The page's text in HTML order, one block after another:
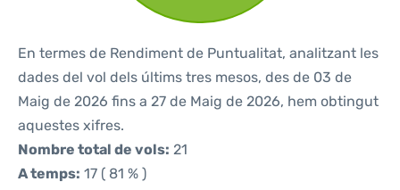
En termes de Rendiment de Puntualitat, analitzant les
dades del vol dels últims tres mesos, des de 03 de
Maig de 2026 fins a 27 de Maig de 2026, hem obtingut
aquestes xifres.
Nombre total de vols: 21
A temps: 17 ( 81 % )